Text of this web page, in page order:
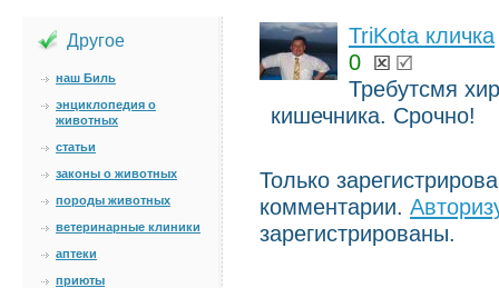
Другое
наш Биль
энциклопедия о
животных
статьи
законы о животных
породы животных
ветеринарные клиники
аптеки
приюты
TriKota кличка
0
Требутсмя
кишечника. Срочно!
Только
комментарии.
зарегистрированы.